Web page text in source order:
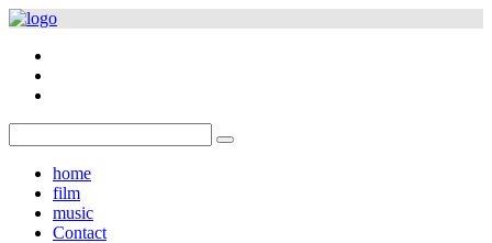
home
film
music
Contact